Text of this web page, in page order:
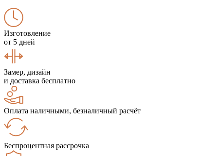
Изготовление
от 5 дней
Замер, дизайн
и доставка бесплатно
Оплата наличными, безналичный расчёт
Беспроцентная рассрочка